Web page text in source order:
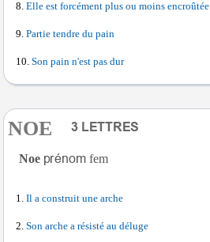
Elle est forcément plus ou moins encroûtée
Partie tendre du pain
Son pain n'est pas dur
NOE
Noe fem
Il a construit une arche
Son arche a résisté au déluge